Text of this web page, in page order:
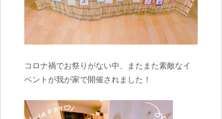
コロナ禍でお祭りがない中、またまた素敵なイ
ベントが我が家で開催されました！